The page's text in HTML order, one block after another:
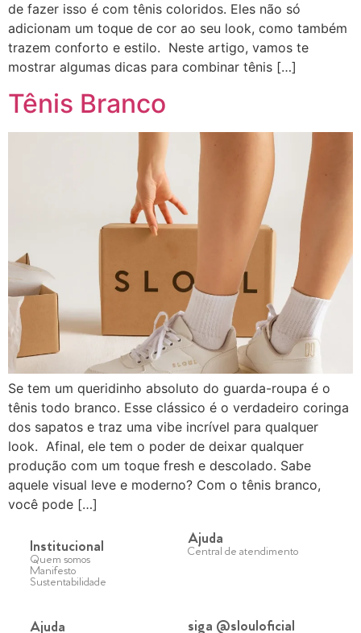
de fazer isso é com tênis coloridos. Eles não só
adicionam um toque de cor ao seu look, como também
trazem conforto e estilo. Neste artigo, vamos te
mostrar algumas dicas para combinar tênis […]
Tênis Branco
Se tem um queridinho absoluto do guarda-roupa é o
tênis todo branco. Esse clássico é o verdadeiro coringa
dos sapatos e traz uma vibe incrível para qualquer
look. Afinal, ele tem o poder de deixar qualquer
produção com um toque fresh e descolado. Sabe
aquele visual leve e moderno? Com o tênis branco,
você pode […]
Institucional
Quem somos
Manifesto
Sustentabilidade
Ajuda
Central de atendimento
Ajuda siga @slouloficial